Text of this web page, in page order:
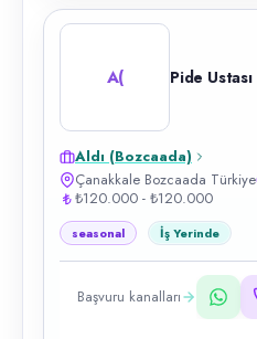
A( Pide Ustası
Aldı (Bozcaada)
Çanakkale Bozcaada Türkiye
₺120.000 - ₺120.000
seasonal İş Yerinde
Başvuru kanalları